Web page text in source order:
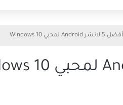
أفضل 5 لانشر Android لمحبي Windows 10